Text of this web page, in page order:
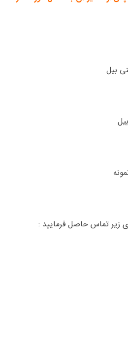
بیل
زیر تماس حاصل فرمایید :